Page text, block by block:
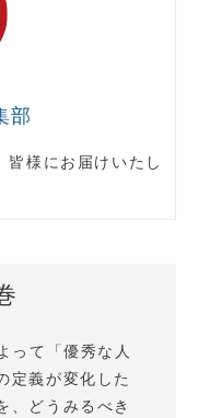
部
様にお届けいたし
って「優秀な人
定義が変化した
、どうみるべき